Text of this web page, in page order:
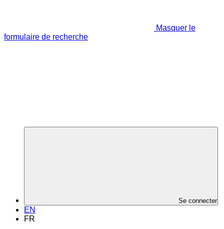
Masquer le
formulaire de recherche
Se connecter
EN
FR